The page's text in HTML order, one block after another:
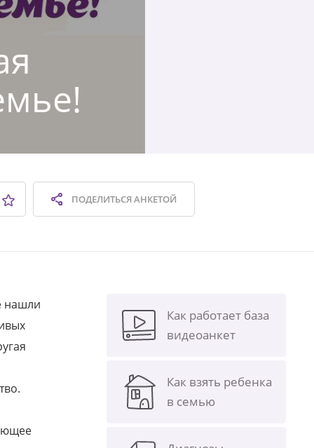
ПОДЕЛИТЬСЯАНКЕТОЙ
нашли
Как работает база
видеоанкет
Как взять ребенка
в семью